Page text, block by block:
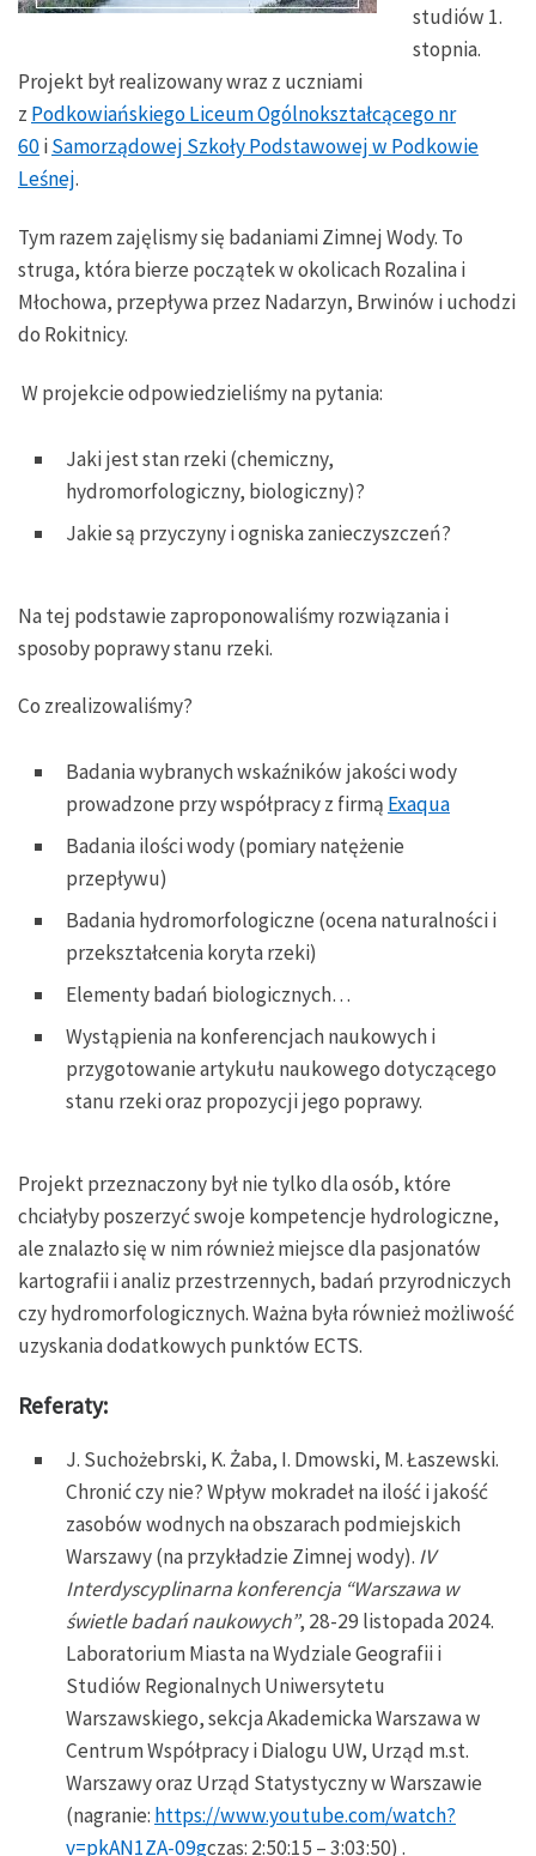
studiów 1.
stopnia.
Projekt był realizowany wraz z uczniami
z Podkowiańskiego Liceum Ogólnokształcącego nr
60iSamorządowej Szkoły Podstawowej w Podkowie
Leśnej.
Tym razem zajęlismy się badaniami Zimnej Wody. To
struga, która bierze początek w okolicach Rozalina i
Młochowa, przepływa przez Nadarzyn, Brwinów i uchodzi
do Rokitnicy.
W projekcie odpowiedzieliśmy na pytania:
Jaki jest stan rzeki (chemiczny,
hydromorfologiczny, biologiczny)?
Jakie są przyczyny i ogniska zanieczyszczeń?
Na tej podstawie zaproponowaliśmy rozwiązania i
sposoby poprawy stanu rzeki.
Co zrealizowaliśmy?
Badania wybranych wskaźników jakości wody
prowadzone przy współpracy z firmą Exaqua
Badania ilości wody (pomiary natężenie
przepływu)
Badania hydromorfologiczne (ocena naturalności i
przekształcenia koryta rzeki)
Elementy badań biologicznych…
Wystąpienia na konferencjach naukowych i
przygotowanie artykułu naukowego dotyczącego
stanu rzeki oraz propozycji jego poprawy.
Projekt przeznaczony był nie tylko dla osób, które
chciałyby poszerzyć swoje kompetencje hydrologiczne,
ale znalazło się w nim również miejsce dla pasjonatów
kartografii i analiz przestrzennych, badań przyrodniczych
czy hydromorfologicznych. Ważna była również możliwość
uzyskania dodatkowych punktów ECTS.
Referaty:
J. Suchożebrski, K. Żaba, I. Dmowski, M. Łaszewski.
Chronić czy nie? Wpływ mokradeł na ilość i jakość
zasobów wodnych na obszarach podmiejskich
Warszawy (na przykładzie Zimnej wody). IV
Interdyscyplinarna konferencja “Warszawa w
świetle badań naukowych”, 28-29 listopada 2024.
Laboratorium Miasta na Wydziale Geografii i
Studiów Regionalnych Uniwersytetu
Warszawskiego, sekcja Akademicka Warszawa w
Centrum Współpracy i Dialogu UW, Urząd m.st.
Warszawy oraz Urząd Statystyczny w Warszawie
(nagranie: https://www.youtube.com/watch?
v=pkAN1ZA-09gczas: 2:50:15 – 3:03:50) .